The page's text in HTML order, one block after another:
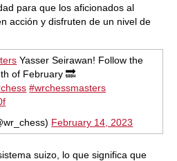
para que los aficionados al
acción y disfruten de un nivel de
Yasser Seirawan! Follow the
of February 🔜
#wrchessmasters
February 14, 2023
suizo, lo que significa que